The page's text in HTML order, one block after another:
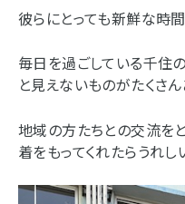
彼らにとっても新鮮な時
毎日を過ごしている千住
と見えないものがたくさん
地域の方たちとの交流を
着をもってくれたらうれし